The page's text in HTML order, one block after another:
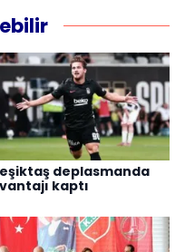
deplasmanda
kaptı